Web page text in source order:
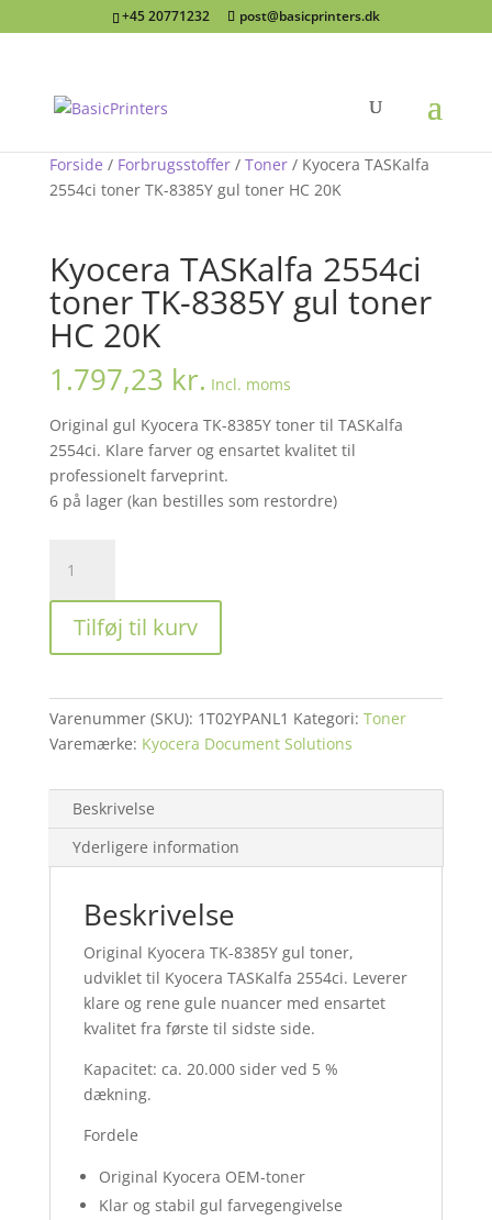
+45 20771232 post@basicprinters.dk
Forside / Forbrugsstoffer/ Toner/ Kyocera TASKalfa
2554ci toner TK-8385Y gul toner HC 20K
Kyocera TASKalfa 2554ci
toner TK-8385Y gul toner
HC 20K
1.797,23 kr. Incl. moms
Original gul Kyocera TK-8385Y toner til TASKalfa
2554ci. Klare farver og ensartet kvalitet til
professionelt farveprint.
6 på lager (kan bestilles som restordre)
TASKalfa
2554ci
toner
TK-
gul
toner
HC
antal
Tilføj til kurv
Varenummer (SKU): 1T02YPANL1 Kategori: Toner
Varemærke: Kyocera Document Solutions
Beskrivelse
Yderligere information
Beskrivelse
Original Kyocera TK-8385Y gul toner,
udviklet til Kyocera TASKalfa 2554ci. Leverer
klare og rene gule nuancer med ensartet
kvalitet fra første til sidste side.
Kapacitet: ca. 20.000 sider ved 5 %
dækning.
Fordele
Original Kyocera OEM-toner
Klar og stabil gul farvegengivelse